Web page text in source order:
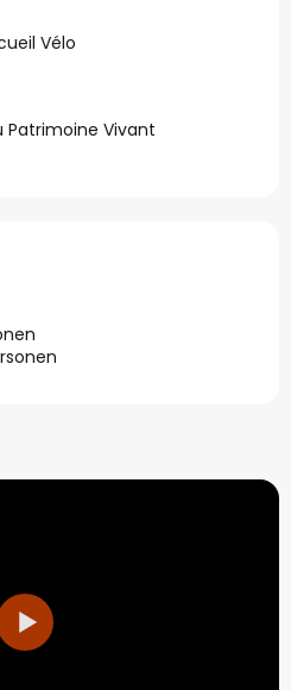
Vélo
Patrimoine Vivant